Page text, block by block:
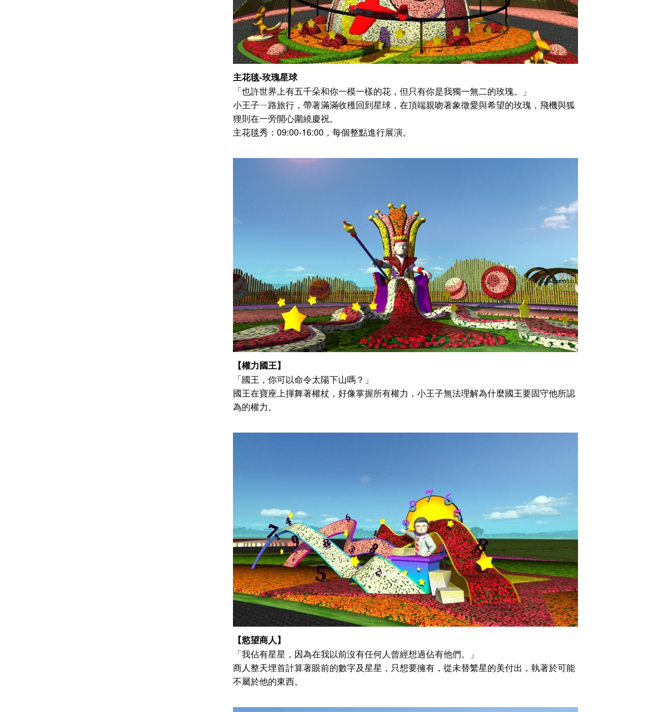
主花毯-玫瑰星球
「也許世界上有五千朵和你一模一樣的花，但只有你是我獨一無二的玫瑰。」
小王子ㄧ路旅行，帶著滿滿收穫回到星球，在頂端親吻著象徵愛與希望的玫瑰，飛機與狐
狸則在一旁開心圍繞慶祝。
主花毯秀：09:00-16:00，每個整點進行展演。
【權力國王】
「國王，你可以命令太陽下山嗎？」
國王在寶座上揮舞著權杖，好像掌握所有權力，小王子無法理解為什麼國王要固守他所認
為的權力。
【慾望商人】
「我佔有星星，因為在我以前沒有任何人曾經想過佔有他們。」
商人整天埋首計算著眼前的數字及星星，只想要擁有，從未替繁星的美付出，執著於可能
不屬於他的東西。